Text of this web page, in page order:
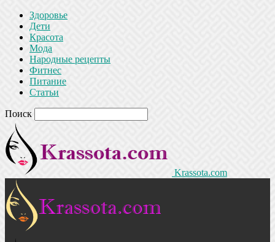
Здоровье
Дети
Красота
Мода
Народные рецепты
Фитнес
Питание
Статьи
Поиск
Krassota.com